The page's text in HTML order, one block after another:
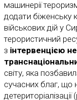
машинерії
додати біженську
військових дій у
терористичний
з інтервенцією
світу, яка
сучасних благ, що